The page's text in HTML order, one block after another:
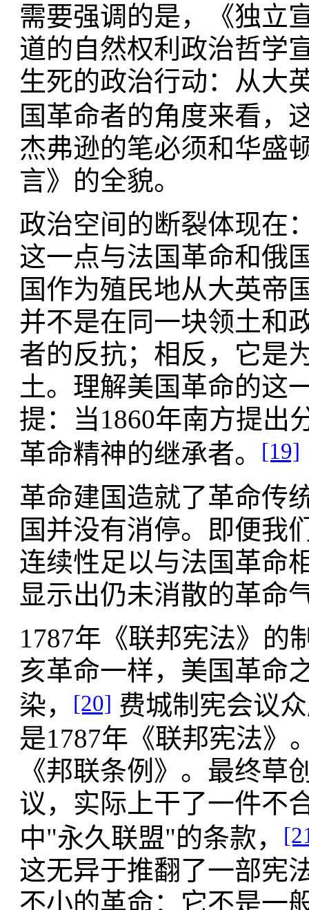
需要强调的是，《独立
道的自然权利政治哲学
生死的政治行动：从大
国革命者的角度来看，
杰弗逊的笔必须和华盛
言》的全貌。
政治空间的断裂体现在
这一点与法国革命和俄
国作为殖民地从大英帝
并不是在同一块领土和
者的反抗；相反，它是
土。理解美国革命的这
提：当1860年南方提出
革命精神的继承者。
[19]
革命建国造就了革命传
国并没有消停。即便我
连续性足以与法国革命
显示出仍未消散的革命
1787年《联邦宪法》的
亥革命一样，美国革命
染，
[20] 费城制宪会议
是1787年《联邦宪法》
《邦联条例》。最终草
议，实际上干了一件不
中"永久联盟"的条款，
这无异于推翻了一部宪
不小的革命：它不是一